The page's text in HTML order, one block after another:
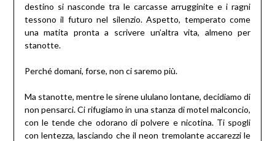
destino si nasconde tra le carcasse arrugginite e i ragni
tessono il futuro nel silenzio. Aspetto, temperato come
una matita pronta a scrivere un’altra vita, almeno per
stanotte.
Perché domani, forse, non ci saremo più.
Ma stanotte, mentre le sirene ululano lontane, decidiamo di
non pensarci. Ci rifugiamo in una stanza di motel malconcio,
con le tende che odorano di polvere e nicotina. Ti spogli
con lentezza, lasciando che il neon tremolante accarezzi le